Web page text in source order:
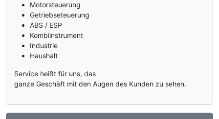
Motorsteuerung
Getriebseteuerung
ABS / ESP
Kombiinstrument
Industrie
Haushalt
Service heißt für uns, das
ganze Geschäft mit den Augen des Kunden zu sehen.